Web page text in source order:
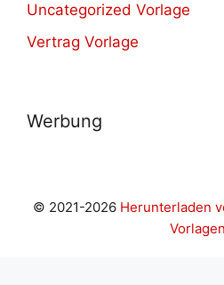
Uncategorized Vorlage
Vertrag Vorlage
Werbung
© 2021-2026 Herunterladen